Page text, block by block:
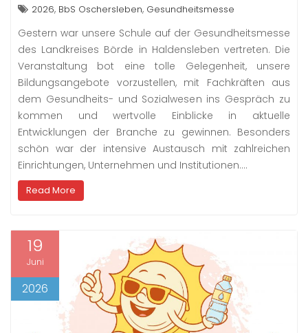
2026, BbS Oschersleben, Gesundheitsmesse
Gestern war unsere Schule auf der Gesundheitsmesse
des Landkreises Börde in Haldensleben vertreten. Die
Veranstaltung bot eine tolle Gelegenheit, unsere
Bildungsangebote vorzustellen, mit Fachkräften aus
dem Gesundheits- und Sozialwesen ins Gespräch zu
kommen und wertvolle Einblicke in aktuelle
Entwicklungen der Branche zu gewinnen. Besonders
schön war der intensive Austausch mit zahlreichen
Einrichtungen, Unternehmen und Institutionen.…
Read More
19
Juni
2026